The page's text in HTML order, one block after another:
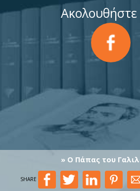
» Ο Πάπας του
SHARE